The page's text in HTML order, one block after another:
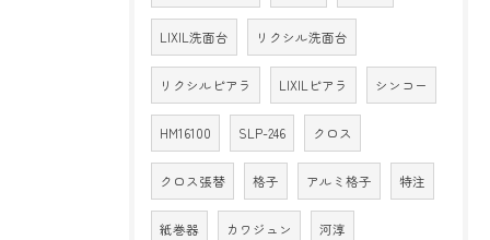
LIXIL洗面台 リクシル洗面台
リクシルピアラ LIXILピアラ シンコー
HM16100 SLP-246 クロス
クロス張替 格子 アルミ格子 特注
紙巻器 カワジュン 河淳